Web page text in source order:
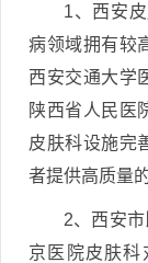
1、西安
病领域拥有较
西安交通大学
陕西省人民医
皮肤科设施完
者提供高质量
2、西安
京医院皮肤科